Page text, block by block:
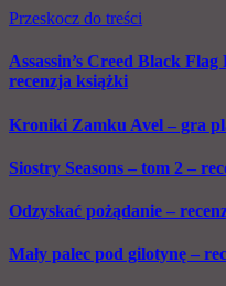
Przeskocz do treści
Assassin’s Creed Black
recenzja książki
Kroniki Zamku Avel – gra
Siostry Seasons – tom 2 –
Odzyskać pożądanie –
Mały palec pod gilotynę –